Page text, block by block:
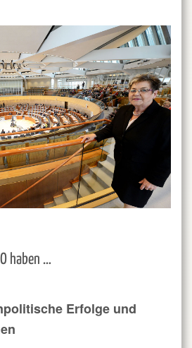
haben …
Erfolge und